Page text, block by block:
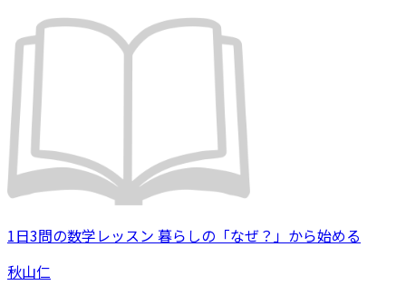
1日3問の数学レッスン 暮らしの「なぜ？」から始める
秋山仁